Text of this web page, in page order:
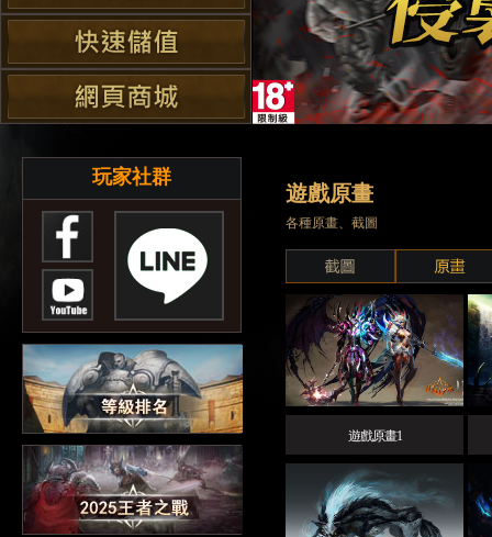
玩家社群
遊戲原畫
各種原畫、截圖
遊戲原畫1